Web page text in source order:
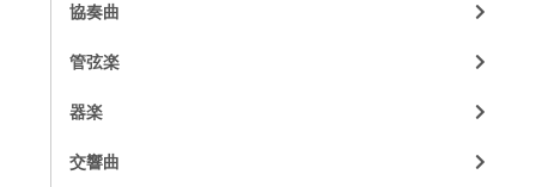
協奏曲
管弦楽
器楽
交響曲